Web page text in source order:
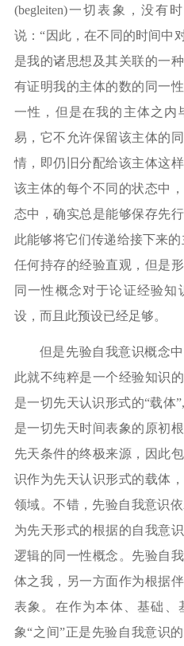
(begleiten)一切表象，没有
说：“因此，在不同的时间中
是我的诸思想及其关联的一
有证明我的主体的数的同一
一性，但是在我的主体之内
易，它不允许保留该主体的
情，即仍旧分配给该主体这
该主体的每个不同的状态中
态中，确实总是能够保存先
此能够将它们传递给接下来
任何持存的经验直观，但是
同一性概念对于论证经验
设，而且此预设已经足够。
但是先验自我意识概念
此就不纯粹是一个经验知识
是一切先天认识形式的“载体
是一切先天时间表象的原初
先天条件的终极来源，因此
识作为先天认识形式的载体
领域。不错，先验自我意识
为先天形式的根据的自我意
逻辑的同一性概念。先验自
体之我，另一方面作为根据
表象。在作为本体、基础、
象“之间”正是先验自我意识